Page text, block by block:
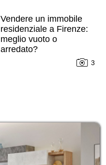
Vendere un immobile
residenziale a Firenze:
meglio vuoto o
arredato?
3